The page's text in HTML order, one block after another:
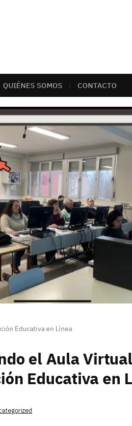
QUIÉNES SOMOS CONTACTO
Educativa en Línea
el Aula
Educativa en